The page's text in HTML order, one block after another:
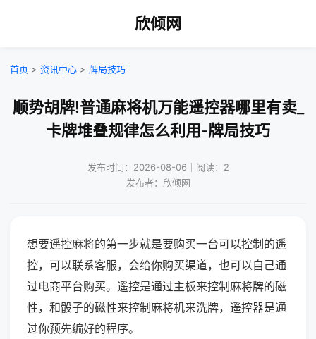
欣倾网
首页 > 资讯中心 > 牌局技巧
顺势胡牌!普通麻将机万能遥控器哪里有卖_
卡牌堆叠规律怎么利用-牌局技巧
发布时间：2026-08-06｜阅读：2
发布者：欣倾网
想要遥控麻将的第一步就是要购买一台可以控制的遥
控，可以联系客服，会给你购买渠道，也可以自己通
过电商平台购买。遥控是通过主板来控制麻将牌的磁
性，和骰子的磁性来控制麻将机来洗牌，遥控器是通
过你预先编好的程序。